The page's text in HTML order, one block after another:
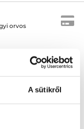
A sütikről
orvos
István út 248-250.
26.